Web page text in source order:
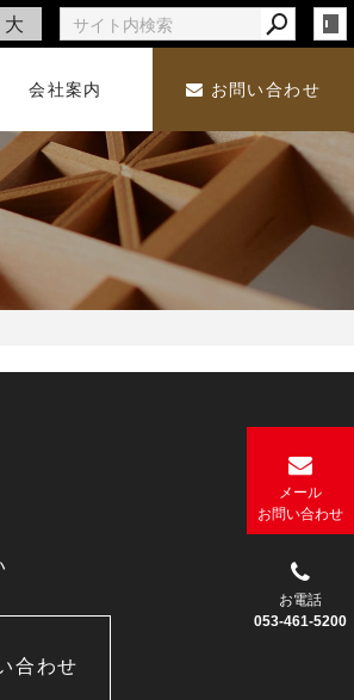
大
会社案内 お問い合わせ
メール
お問い合わせ
お電話
053-461-5200
合わせ